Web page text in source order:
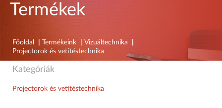
Termékek
Főoldal Termékeink Vizuáltechnika
Projectorok és vetítéstechnika
Kategóriák
Projectorok és vetítéstechnika